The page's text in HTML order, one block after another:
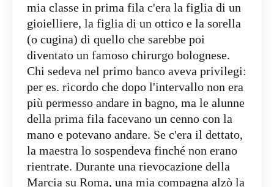
mia classe in prima fila c'era la figlia di un
gioielliere, la figlia di un ottico e la sorella
(o cugina) di quello che sarebbe poi
diventato un famoso chirurgo bolognese.
Chi sedeva nel primo banco aveva privilegi:
per es. ricordo che dopo l'intervallo non era
più permesso andare in bagno, ma le alunne
della prima fila facevano un cenno con la
mano e potevano andare. Se c'era il dettato,
la maestra lo sospendeva finché non erano
rientrate. Durante una rievocazione della
Marcia su Roma, una mia compagna alzò la